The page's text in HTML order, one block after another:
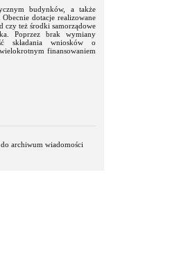
budynków, a także
dotacje realizowane
czy też środki samorządowe
Poprzez brak wymiany
składania wniosków o
finansowaniem
archiwum wiadomości